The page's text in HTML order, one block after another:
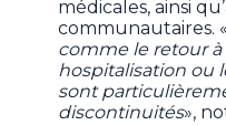
médicales, ainsi
communautaires. «
comme le retour
hospitalisation ou
sont
discontinuités»,